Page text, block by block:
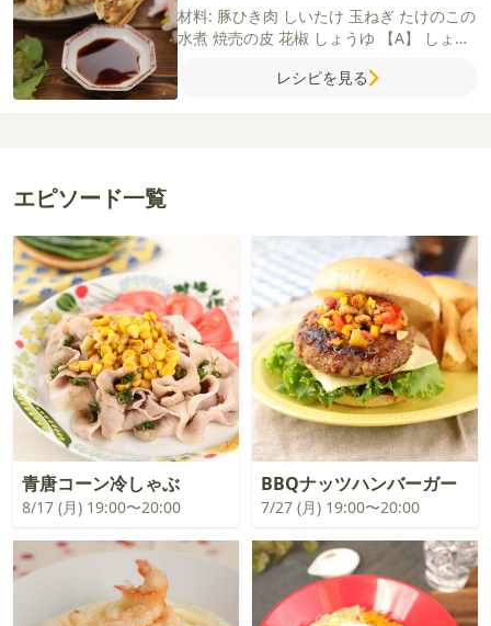
材料: 豚ひき肉 しいたけ 玉ねぎ たけのこの
水煮 焼売の皮 花椒 しょうゆ 【A】
しょう
鶏がらスープの素麻辣醤酒片栗粉
レシピを見る
エピソード一覧
青唐コーン冷しゃぶ
8/17 (月) 19:00〜20:00
BBQナッツハンバーガー
7/27 (月) 19:00〜20:00